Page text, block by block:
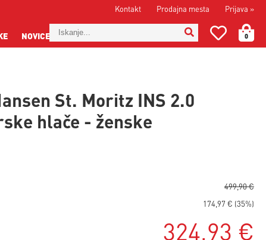
Prijava »
Kontakt Prodajna mesta
0
NOVICE
St. Moritz INS 2.0
hlače - ženske
499,90 €
174,97 € (35%)
324,93 €